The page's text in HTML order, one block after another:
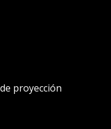
proyección